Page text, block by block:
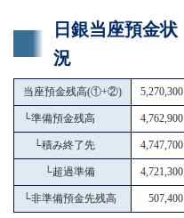
日銀当座預金状
況
当座預金残高(①+②) 5,270,300
└準備預金残高 4,762,900
└積み終了先 4,747,700
└超過準備 4,721,300
└非準備預金先残高 507,400